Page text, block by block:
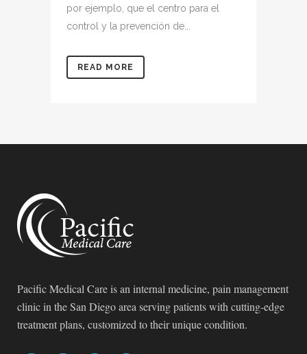
por ejemplo, que el centro para el
control y la prevención de...
READ MORE
Pacific Medical Care is an internal medicine, pain management
clinic in the San Diego area serving patients with cutting-edge
treatment plans, customized to their unique condition.